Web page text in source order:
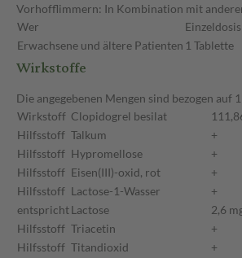
Vorhofflimmern: In Kombination mit
Wer
Einzeldosis
Erwachsene und ältere Patienten 1 Tablette
Wirkstoffe
Die angegebenen Mengen sind bezogen auf
Wirkstoff Clopidogrel besilat
Hilfsstoff Talkum
+
Hilfsstoff Hypromellose
+
Hilfsstoff Eisen(III)-oxid, rot
+
Hilfsstoff Lactose-1-Wasser
+
entsprichtLactose
2,6
Hilfsstoff Triacetin
+
Hilfsstoff Titandioxid
+